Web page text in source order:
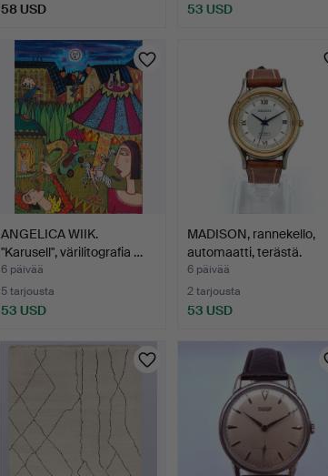
58 USD 53 USD
ANGELICA WIIK.
"Karusell", värilitografia …
6 päivää
5 tarjousta
53 USD
MADISON, rannekello,
automaatti, terästä.
6 päivää
2 tarjousta
53 USD